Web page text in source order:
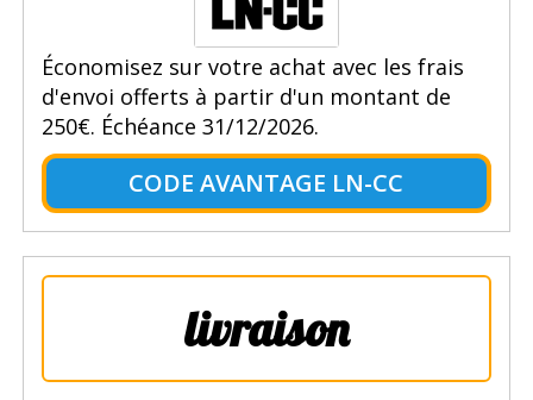
Économisez sur votre achat avec les frais
d'envoi offerts à partir d'un montant de
250€. Échéance 31/12/2026.
CODE AVANTAGE LN-CC
livraison